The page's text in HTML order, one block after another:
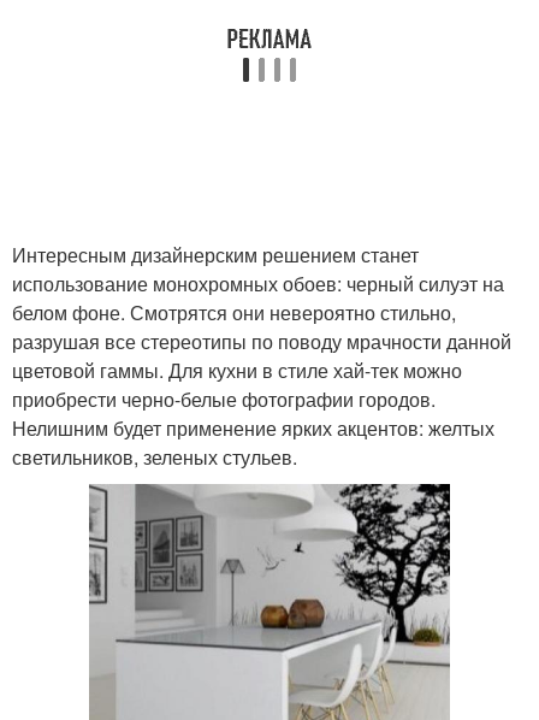
Интересным дизайнерским решением станет
использование монохромных обоев: черный силуэт на
белом фоне. Смотрятся они невероятно стильно,
разрушая все стереотипы по поводу мрачности данной
цветовой гаммы. Для кухни в стиле хай-тек можно
приобрести черно-белые фотографии городов.
Нелишним будет применение ярких акцентов: желтых
светильников, зеленых стульев.